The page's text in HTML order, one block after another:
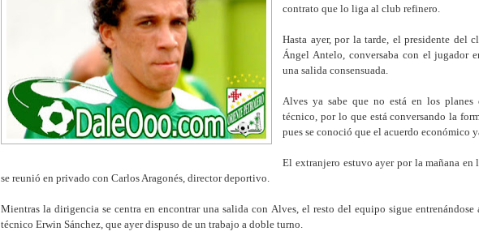
contrato que lo liga al club refinero.
Hasta ayer, por la tarde, el presidente del
Ángel Antelo, conversaba con el jugador
una salida consensuada.
Alves ya sabe que no está en los planes
técnico, por lo que está conversando la
pues se conoció que el acuerdo económico
El extranjero estuvo ayer por la mañana en
se reunió en privado con Carlos Aragonés, director deportivo.
Mientras la dirigencia se centra en encontrar una salida con Alves, el resto del equipo sigue entrenándose
técnico Erwin Sánchez, que ayer dispuso de un trabajo a doble turno.